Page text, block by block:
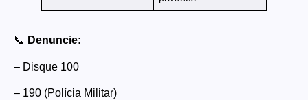
📞 Denuncie:
– Disque 100
– 190 (Polícia Militar)